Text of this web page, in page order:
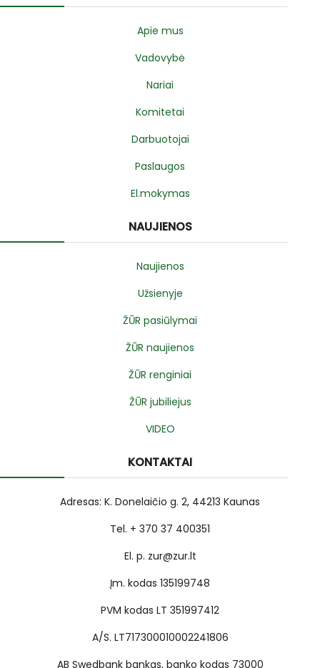
Apie mus
Vadovybė
Nariai
Komitetai
Darbuotojai
Paslaugos
El.mokymas
NAUJIENOS
Naujienos
Užsienyje
ŽŪR pasiūlymai
ŽŪR naujienos
ŽŪR renginiai
ŽŪR jubiliejus
VIDEO
KONTAKTAI
Adresas: K. Donelaičio g. 2, 44213 Kaunas
Tel. + 370 37 400351
El. p. zur@zur.lt
Įm. kodas 135199748
PVM kodas LT 351997412
A/S. LT717300010002241806
AB Swedbank bankas, banko kodas 73000